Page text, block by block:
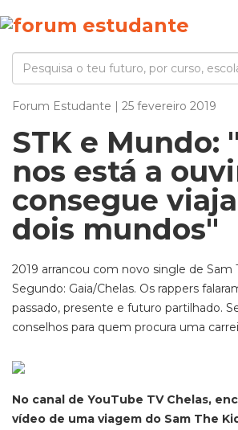
Forum Estudante | 25 fevereiro 2019
STK e Mundo:
nos está a
consegue
dois mundos"
2019 arrancou com novo single de Sam
Segundo: Gaia/Chelas. Os rappers
passado, presente e futuro partilhado.
conselhos para quem procura uma
No canal de YouTube TV Chelas,
vídeo de uma viagem do Sam The